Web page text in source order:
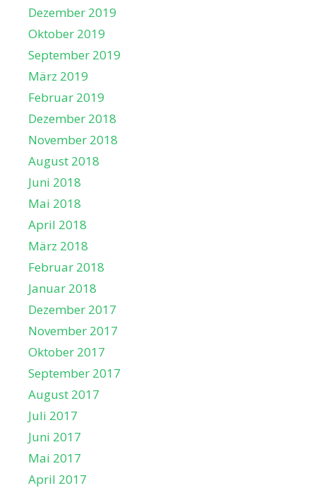
Dezember 2019
Oktober 2019
September 2019
März 2019
Februar 2019
Dezember 2018
November 2018
August 2018
Juni 2018
Mai 2018
April 2018
März 2018
Februar 2018
Januar 2018
Dezember 2017
November 2017
Oktober 2017
September 2017
August 2017
Juli 2017
Juni 2017
Mai 2017
April 2017